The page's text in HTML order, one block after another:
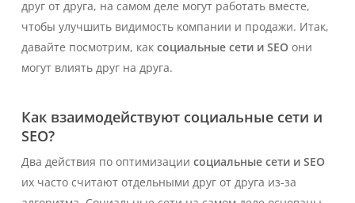
друг от друга, на самом деле могут работать вместе,
чтобы улучшить видимость компании и продажи. Итак,
давайте посмотрим, как социальные сети и SEO они
могут влиять друг на друга.
Как взаимодействуют социальные сети и
SEO?
Два действия по оптимизации социальные сети и SEO
их часто считают отдельными друг от друга из-за